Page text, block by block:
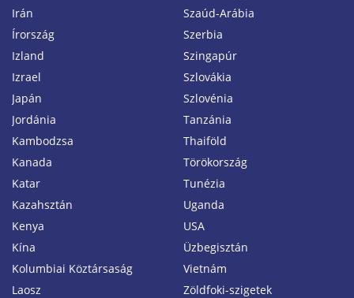
Irán
Írország
Izland
Izrael
Japán
Jordánia
Kambodzsa
Kanada
Katar
Kazahsztán
Kenya
Kína
Kolumbiai Köztársaság
Laosz
Szaúd-Arábia
Szerbia
Szingapúr
Szlovákia
Szlovénia
Tanzánia
Thaiföld
Törökország
Tunézia
Uganda
USA
Üzbegisztán
Vietnám
Zöldfoki-szigetek